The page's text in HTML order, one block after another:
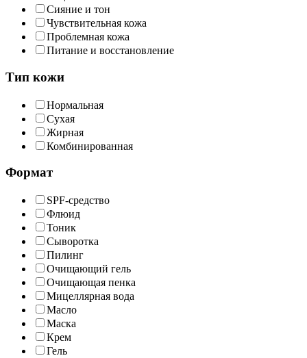
Сияние и тон
Чувствительная кожа
Проблемная кожа
Питание и восстановление
Тип кожи
Нормальная
Сухая
Жирная
Комбинированная
Формат
SPF-средство
Флюид
Тоник
Сыворотка
Пилинг
Очищающий гель
Очищающая пенка
Мицеллярная вода
Масло
Маска
Крем
Гель